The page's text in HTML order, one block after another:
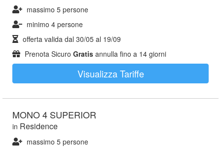
massimo 5 persone
minimo 4 persone
offerta valida dal 30/05 al 19/09
Prenota Sicuro Gratis annulla fino a 14 giorni
Visualizza Tariffe
MONO 4 SUPERIOR
in Residence
massimo 5 persone